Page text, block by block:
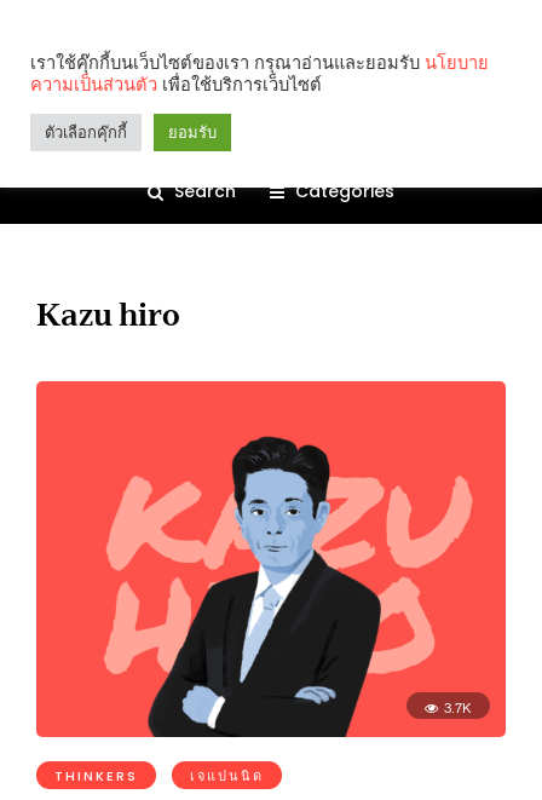
Search Categories
Kazu hiro
3.7K
THINKERS เจแปนนิด
เราใช้คุ๊กกี้บนเว็บไซต์ของเรา กรุณาอ่านและยอมรับ นโยบาย
ความเป็นส่วนตัว เพื่อใช้บริการเว็บไซต์
ตัวเลือกคุ๊กกี้ ยอมรับ